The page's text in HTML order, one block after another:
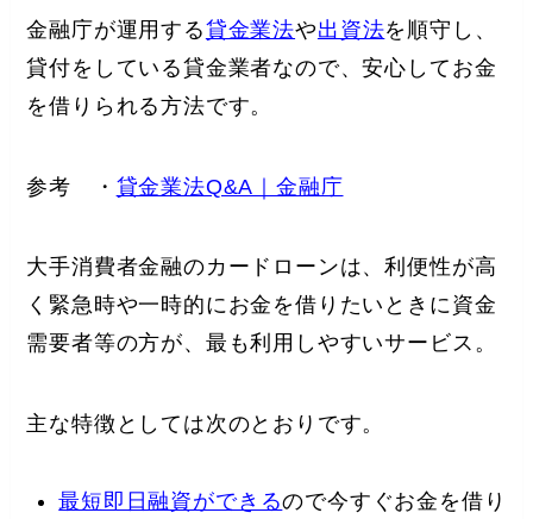
金融庁が運用する貸金業法や出資法を順守し、
貸付をしている貸金業者なので、安心してお金
を借りられる方法です。
参考 ・ 貸金業法Q&A｜金融庁
大手消費者金融のカードローンは、利便性が高
く緊急時や一時的にお金を借りたいときに資金
需要者等の方が、最も利用しやすいサービス。
主な特徴としては次のとおりです。
最短即日融資ができるので今すぐお金を借り